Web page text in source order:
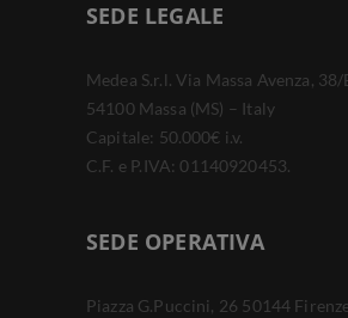
SEDE LEGALE
Medea S.r.l. Via Massa Avenza, 38/
54100 Massa (MS) – Italy
Capitale: 50.000€ i.v.
C.F. e P.IVA: 01140920453.
SEDE OPERATIVA
Piazza G.Puccini, 26 50144